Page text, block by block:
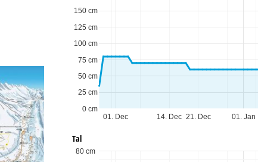
01. Dec 01. Jan
14. Dec 21. Dec
0 cm
25 cm
50 cm
75 cm
100 cm
125 cm
150 cm
Tal
80 cm